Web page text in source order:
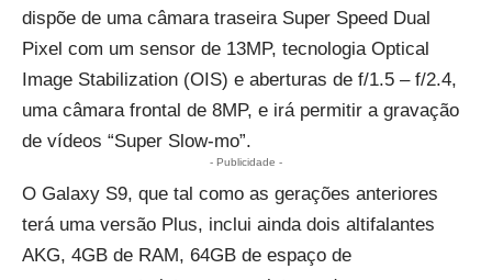
dispõe de uma câmara traseira Super Speed Dual
Pixel com um sensor de 13MP, tecnologia Optical
Image Stabilization (OIS) e aberturas de f/1.5 – f/2.4,
uma câmara frontal de 8MP, e irá permitir a gravação
de vídeos “Super Slow-mo”.
- Publicidade -
O Galaxy S9, que tal como as gerações anteriores
terá uma versão Plus, inclui ainda dois altifalantes
AKG, 4GB de RAM, 64GB de espaço de